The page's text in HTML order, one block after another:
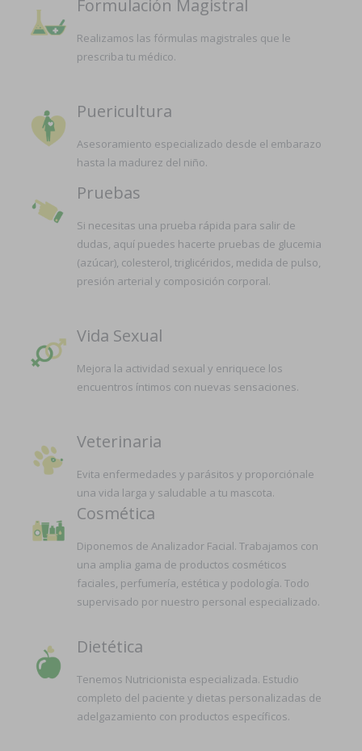
Formulación Magistral
Realizamos las fórmulas magistrales que le
prescriba tu médico.
Puericultura
Asesoramiento especializado desde el embarazo
hasta la madurez del niño.
Pruebas
Si necesitas una prueba rápida para salir de
dudas, aquí puedes hacerte pruebas de glucemia
(azúcar), colesterol, triglicéridos, medida de pulso,
presión arterial y composición corporal.
Vida Sexual
Mejora la actividad sexual y enriquece los
encuentros íntimos con nuevas sensaciones.
Veterinaria
Evita enfermedades y parásitos y proporciónale
una vida larga y saludable a tu mascota.
Cosmética
Diponemos de Analizador Facial. Trabajamos con
una amplia gama de productos cosméticos
faciales, perfumería, estética y podología. Todo
supervisado por nuestro personal especializado.
Dietética
Tenemos Nutricionista especializada. Estudio
completo del paciente y dietas personalizadas de
adelgazamiento con productos específicos.